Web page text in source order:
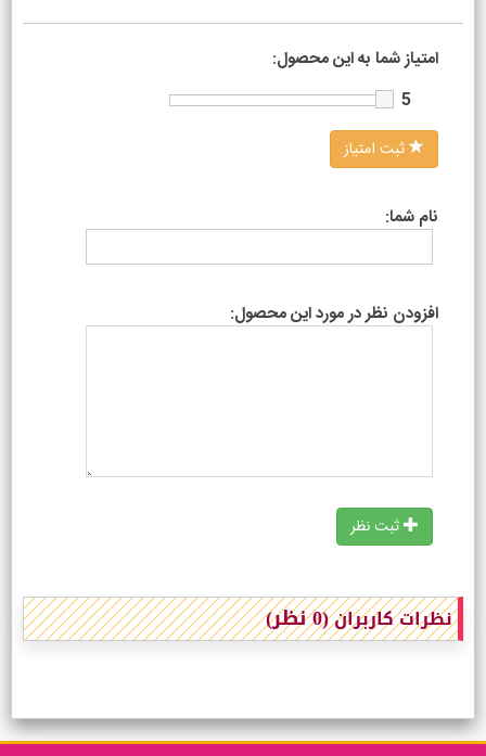
امتیاز شما به این محصول:
5
ثبت امتیاز
نام شما:
افزودن نظر در مورد این محصول:
ثبت نظر
نظرات کاربران(0 نظر)